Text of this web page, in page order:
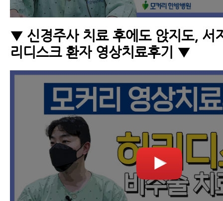
▼ 신경주사 치료 후에도 앉지도, 서
리디스크 환자 영상치료후기 ▼